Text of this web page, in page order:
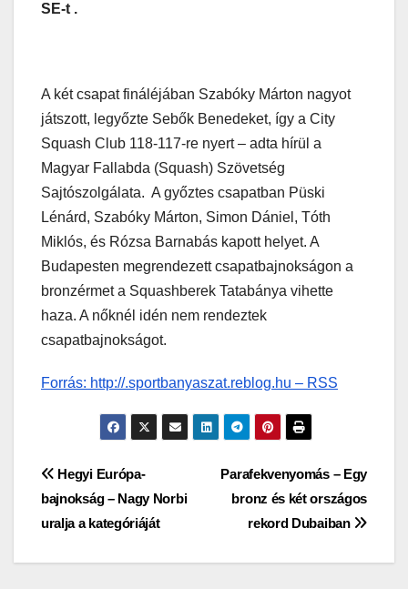
SE-t .
A két csapat fináléjában Szabóky Márton nagyot
játszott, legyőzte Sebők Benedeket, így a City
Squash Club 118-117-re nyert – adta hírül a
Magyar Fallabda (Squash) Szövetség
Sajtószolgálata. A győztes csapatban Püski
Lénárd, Szabóky Márton, Simon Dániel, Tóth
Miklós, és Rózsa Barnabás kapott helyet. A
Budapesten megrendezett csapatbajnokságon a
bronzérmet a Squashberek Tatabánya vihette
haza. A nőknél idén nem rendeztek
csapatbajnokságot.
Forrás: http://.sportbanyaszat.reblog.hu – RSS
Bejegyzés
navigáció
Parafekvenyomás – Egy
bronz és két országos
rekord Dubaiban
Hegyi Európa-
bajnokság – Nagy Norbi
uralja a kategóriáját